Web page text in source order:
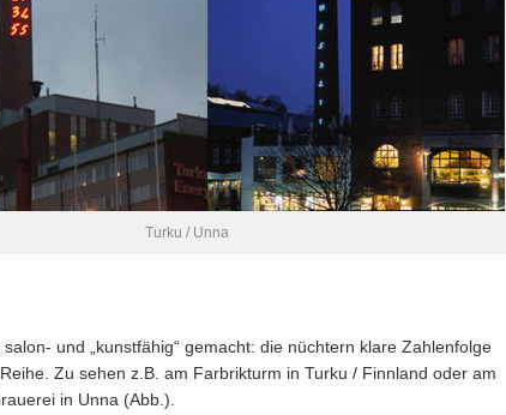
Turku / Unna
und „kunstfähig“ gemacht: die nüchtern klare Zahlenfolge
Zu sehen z.B. am Farbrikturm in Turku / Finnland oder am
in Unna (Abb.).